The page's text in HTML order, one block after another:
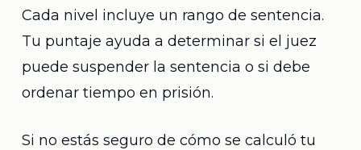
Cada nivel incluye un rango de sentencia.
Tu puntaje ayuda a determinar si el juez
puede suspender la sentencia o si debe
ordenar tiempo en prisión.
Si no estás seguro de cómo se calculó tu